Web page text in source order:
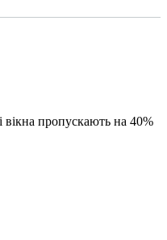
вікна пропускають на 40%